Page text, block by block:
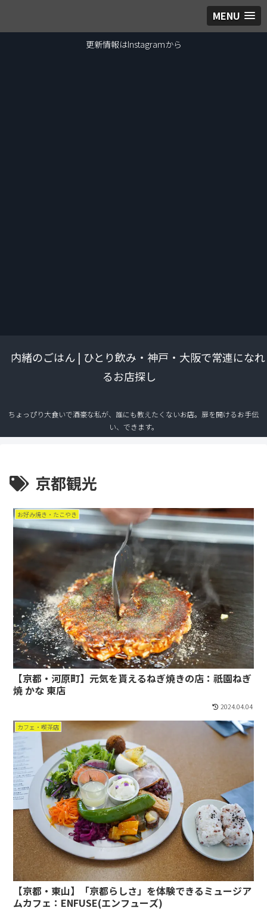
MENU
内緒のごはん | ひとり飲み・神戸・大阪で常連になれ
るお店探し
ちょっぴり大食いで酒豪な私が、誰にも教えたくないお店。扉を開けるお手伝
い、できます。
更新情報はInstagramから
京都観光
お好み焼き・たこやき
【京都・河原町】元気を貰えるねぎ焼きの店：祇園ねぎ
焼 かな 東店
2024.04.04
カフェ・喫茶店
【京都・東山】「京都らしさ」を体験できるミュージア
ムカフェ：ENFUSE(エンフューズ)